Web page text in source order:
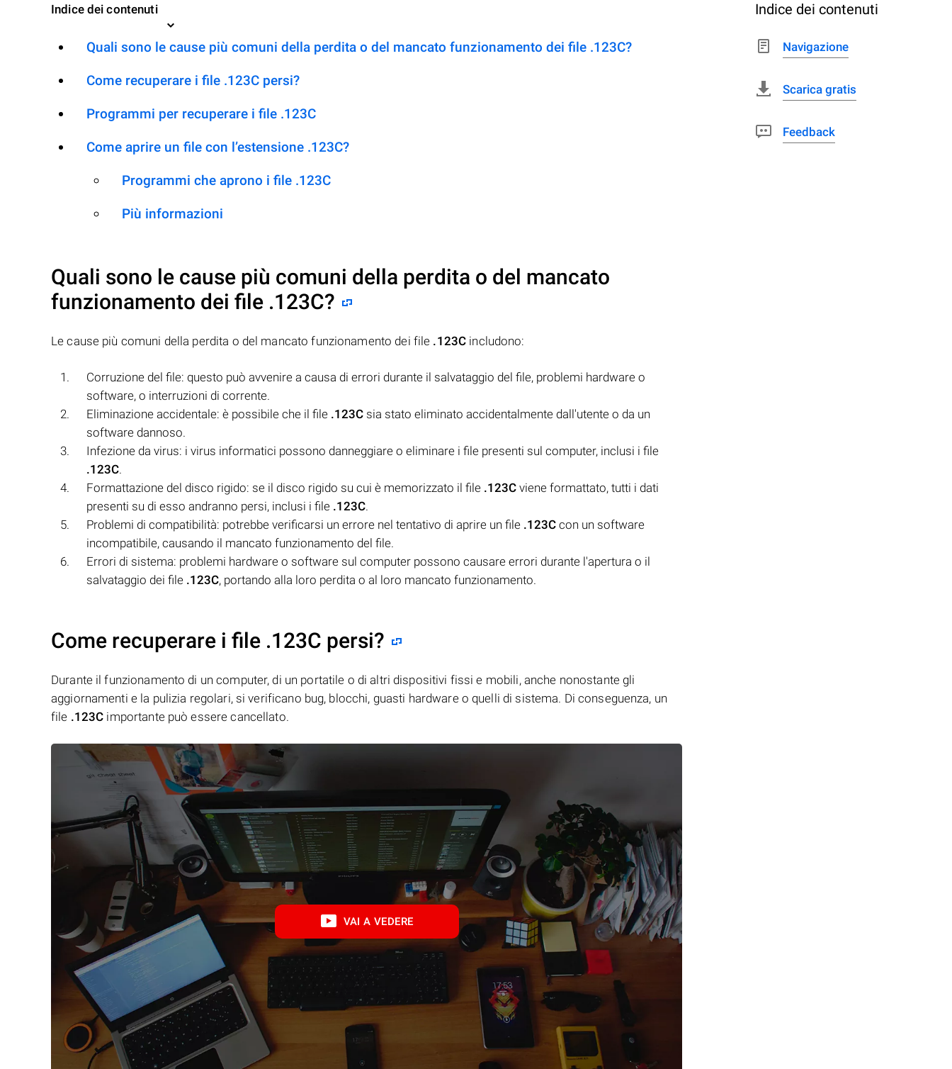
Indice dei contenuti
Quali sono le cause più comuni della perdita o del mancato funzionamento dei file .123C?
Come recuperare i file .123C persi?
Programmi per recuperare i file .123C
Come aprire un file con l’estensione .123C?
Programmi che aprono i file .123C
Più informazioni
Quali sono le cause più comuni della perdita o del mancato
funzionamento dei file .123C?
Le cause più comuni della perdita o del mancato funzionamento dei file .123C includono:
Corruzione del file: questo può avvenire a causa di errori durante il salvataggio del file, problemi hardware o
software, o interruzioni di corrente.
Eliminazione accidentale: è possibile che il file .123C sia stato eliminato accidentalmente dall'utente o da un
software dannoso.
Infezione da virus: i virus informatici possono danneggiare o eliminare i file presenti sul computer, inclusi i file
.123C.
Formattazione del disco rigido: se il disco rigido su cui è memorizzato il file .123C viene formattato, tutti i dati
presenti su di esso andranno persi, inclusi i file .123C.
Problemi di compatibilità: potrebbe verificarsi un errore nel tentativo di aprire un file .123C con un software
incompatibile, causando il mancato funzionamento del file.
Errori di sistema: problemi hardware o software sul computer possono causare errori durante l'apertura o il
salvataggio dei file .123C, portando alla loro perdita o al loro mancato funzionamento.
Come recuperare i file .123C persi?
Durante il funzionamento di un computer, di un portatile o di altri dispositivi fissi e mobili, anche nonostante gli
aggiornamenti e la pulizia regolari, si verificano bug, blocchi, guasti hardware o quelli di sistema. Di conseguenza, un
file .123C importante può essere cancellato.
VAI A VEDERE
Indice dei contenuti
Navigazione
Scarica gratis
Feedback